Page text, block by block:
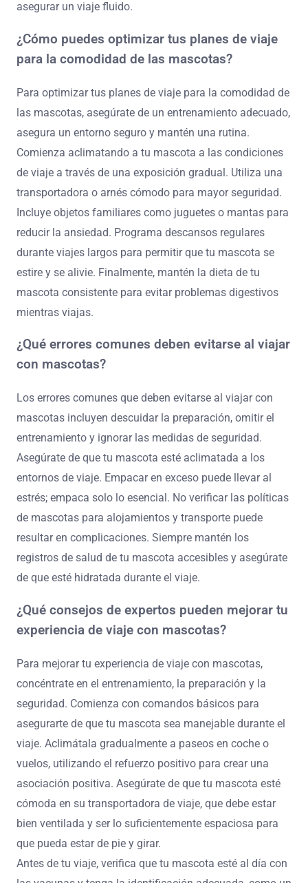
para viajar con mascotas en 2025?
Entrenar a tu mascota para viajar requiere preparación y
comprensión de sus necesidades. Comienza
espacio de viaje con suficiente antelación. Introduce
gradualmente viajes cortos para ayudarles a adaptarse
a las condiciones de viaje.
Asegúrate de que tu mascota esté cómoda durante el
viaje proporcionando objetos familiares, como su manta
o juguete favorito. Esto puede reducir la ansiedad y
hacer que la experiencia sea más agradable.
Planifica descansos regulares durante viajes largos.
Esto permite que tu mascota se estire, se alivie y se
hidrate. Siempre ten un kit de primeros auxilios a mano
para cualquier emergencia.
Considera la salud y seguridad de tu mascota. Consulta
a tu veterinario sobre las vacunas y medicamentos
necesarios para viajar. Investiga alojamientos y
asegurar un viaje fluido.
¿Cómo puedes optimizar tus planes de viaje
para la comodidad de las mascotas?
Para optimizar tus planes de viaje para la comodidad de
las mascotas, asegúrate de un entrenamiento adecuado,
asegura un entorno seguro y mantén una rutina.
Comienza aclimatando a tu mascota a las condiciones
de viaje a través de una exposición gradual. Utiliza una
transportadora o arnés cómodo para mayor seguridad.
Incluye objetos familiares como juguetes o mantas para
reducir la ansiedad. Programa descansos regulares
estire y se alivie. Finalmente, mantén la dieta de tu
mascota consistente para evitar problemas digestivos
mientras viajas.
¿Qué errores comunes deben evitarse al viajar
con mascotas?
Los errores comunes que deben evitarse al viajar con
mascotas incluyen descuidar la preparación, omitir el
entrenamiento y ignorar las medidas de seguridad.
Asegúrate de que tu mascota esté aclimatada a los
entornos de viaje. Empacar en exceso puede llevar al